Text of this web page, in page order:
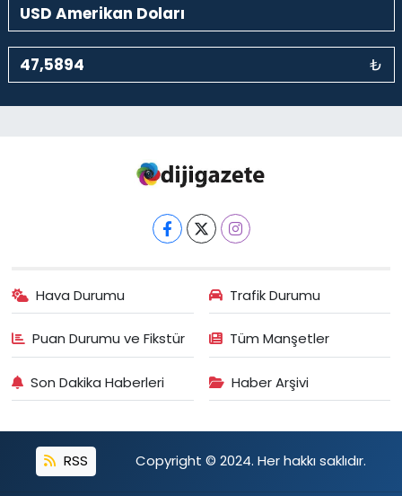
₺
Hava Durumu Trafik Durumu
Puan Durumu ve Fikstür Tüm Manşetler
Son Dakika Haberleri Haber Arşivi
RSS Copyright © 2024. Her hakkı saklıdır.